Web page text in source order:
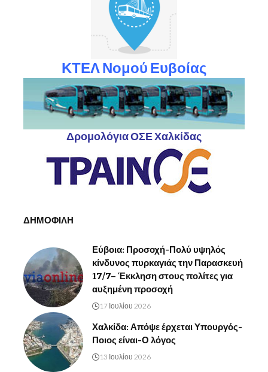
ΚΤΕΛ Νομού Ευβοίας
Δρομολόγια ΟΣΕ Χαλκίδας
ΔΗΜΟΦΙΛΗ
Εύβοια: Προσοχή-Πολύ υψηλός
κίνδυνος πυρκαγιάς την Παρασκευή
17/7– Έκκληση στους πολίτες για
αυξημένη προσοχή
17 Ιουλίου 2026
Χαλκίδα: Απόψε έρχεται Υπουργός-
Ποιος είναι-Ο λόγος
13 Ιουλίου 2026